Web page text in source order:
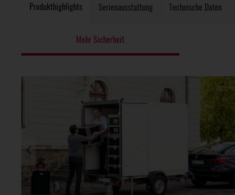
Produkthighlights Serienausstattung Technische Daten
Mehr Sicherheit